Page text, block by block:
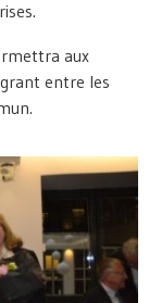
aux
entre les